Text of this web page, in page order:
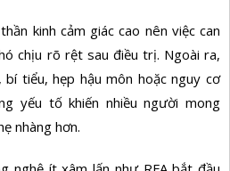
kinh cảm giác cao nên việc can
chịu rõ rệt sau điều trị. Ngoài ra,
bí tiểu, hẹp hậu môn hoặc nguy cơ
yếu tố khiến nhiều người mong
nhàng hơn.